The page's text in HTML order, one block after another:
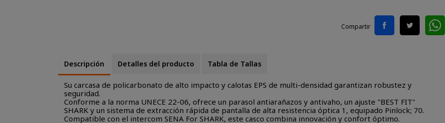
Compartir
Descripción Detalles del producto Tabla de Tallas
Su carcasa de policarbonato de alto impacto y calotas EPS de multi-densidad garantizan robustez y
seguridad.
Conforme a la norma UNECE 22-06, ofrece un parasol antiarañazos y antivaho, un ajuste "BEST FIT"
SHARK y un sistema de extracción rápida de pantalla de alta resistencia óptica 1, equipado Pinlock; 70.
Compatible con el intercom SENA For SHARK, este casco combina innovación y confort óptimo.